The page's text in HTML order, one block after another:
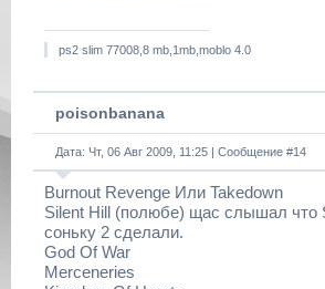
ps2 slim 77008,8 mb,1mb,moblo 4.0
poisonbanana
Дата: Чт, 06 Авг 2009, 11:25 | Сообщение #14
Burnout Revenge Или Takedown
Silent Hill (полюбе) щас слышал что
соньку 2 сделали.
God Of War
Merceneries